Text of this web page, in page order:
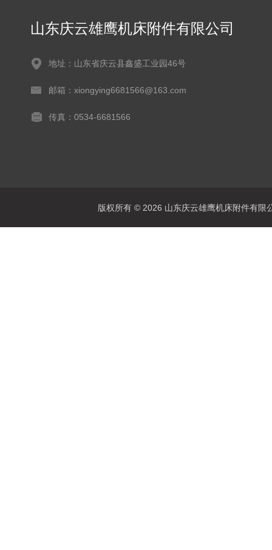
山东庆云雄鹰机床附件有限公司
地址：山东省庆云县鑫盛工业园46号
邮箱：xiongying6681566@163.com
传真：0534-6681566
版权所有 © 2026 山东庆云雄鹰机床附件有